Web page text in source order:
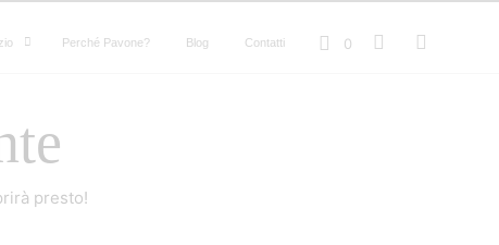
0
Perché Pavone? Blog Contatti
presto!